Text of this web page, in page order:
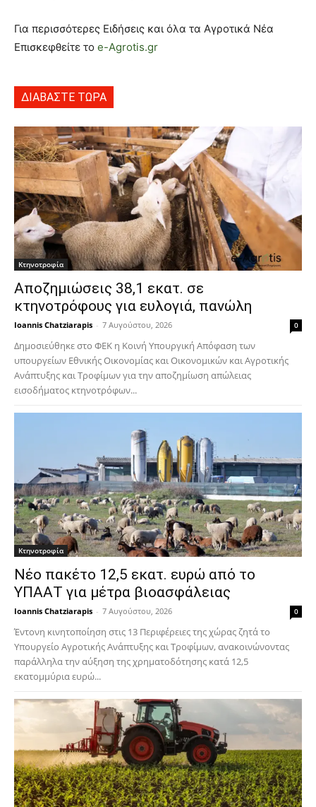
Για περισσότερες Ειδήσεις και όλα τα Αγροτικά Νέα
Επισκεφθείτε το e-Agrotis.gr
ΔΙΑΒΑΣΤΕ ΤΩΡΑ
Κτηνοτροφία
Αποζημιώσεις 38,1 εκατ. σε
κτηνοτρόφους για ευλογιά, πανώλη
Ioannis Chatziarapis - 7 Αυγούστου, 2026 0
Δημοσιεύθηκε στο ΦΕΚ η Κοινή Υπουργική Απόφαση των
υπουργείων Εθνικής Οικονομίας και Οικονομικών και Αγροτικής
Ανάπτυξης και Τροφίμων για την αποζημίωση απώλειας
εισοδήματος κτηνοτρόφων...
Κτηνοτροφία
Νέο πακέτο 12,5 εκατ. ευρώ από το
ΥΠΑΑΤ για μέτρα βιοασφάλειας
Ioannis Chatziarapis - 7 Αυγούστου, 2026 0
Έντονη κινητοποίηση στις 13 Περιφέρειες της χώρας ζητά το
Υπουργείο Αγροτικής Ανάπτυξης και Τροφίμων, ανακοινώνοντας
παράλληλα την αύξηση της χρηματοδότησης κατά 12,5
εκατομμύρια ευρώ...